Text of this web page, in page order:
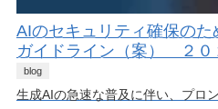
AIのセキュリティ確保の
ガイドライン（案） ２０
blog
生成AIの急速な普及に伴い、プロ